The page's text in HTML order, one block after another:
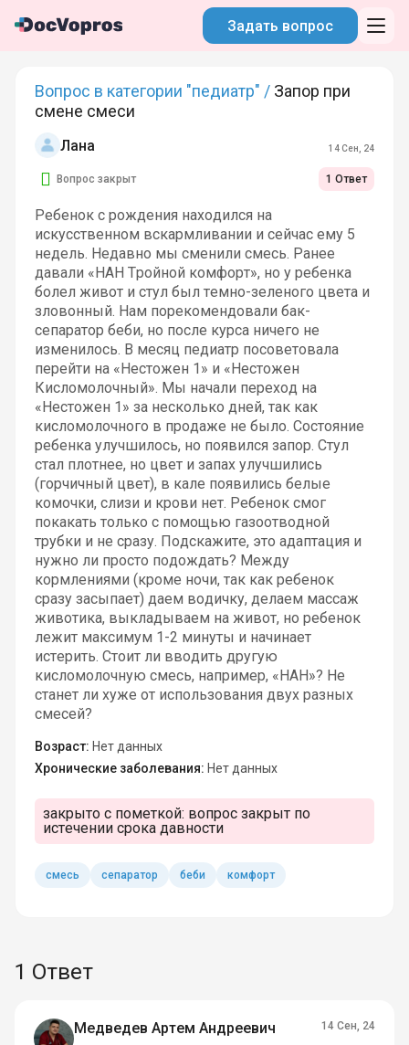
Задать вопрос
Вопрос в категории "педиатр" / Запор при
смене смеси
Лана 14 Сен, 24
Вопрос закрыт 1 Ответ
Ребенок с рождения находился на
искусственном вскармливании и сейчас ему 5
недель. Недавно мы сменили смесь. Ранее
давали «НАН Тройной комфорт», но у ребенка
болел живот и стул был темно-зеленого цвета и
зловонный. Нам порекомендовали бак-
сепаратор беби, но после курса ничего не
изменилось. В месяц педиатр посоветовала
перейти на «Нестожен 1» и «Нестожен
Кисломолочный». Мы начали переход на
«Нестожен 1» за несколько дней, так как
кисломолочного в продаже не было. Состояние
ребенка улучшилось, но появился запор. Стул
стал плотнее, но цвет и запах улучшились
(горчичный цвет), в кале появились белые
комочки, слизи и крови нет. Ребенок смог
покакать только с помощью газоотводной
трубки и не сразу. Подскажите, это адаптация и
нужно ли просто подождать? Между
кормлениями (кроме ночи, так как ребенок
сразу засыпает) даем водичку, делаем массаж
животика, выкладываем на живот, но ребенок
лежит максимум 1-2 минуты и начинает
истерить. Стоит ли вводить другую
кисломолочную смесь, например, «НАН»? Не
станет ли хуже от использования двух разных
смесей?
Возраст: Нет данных
Хронические заболевания: Нет данных
закрыто с пометкой: вопрос закрыт по
истечении срока давности
смесь сепаратор беби комфорт
1 Ответ
Медведев Артем Андреевич 14 Сен, 24